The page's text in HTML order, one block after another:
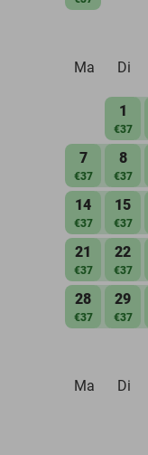
Ma
Di
1
€37
7
€37
8
€37
14
€37
15
€37
21
€37
22
€37
28
€37
29
€37
Ma
Di